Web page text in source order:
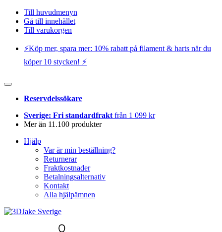
Till huvudmenyn
Gå till innehållet
Till varukorgen
⚡️Köp mer, spara mer: 10% rabatt på filament & harts när du
köper 10 stycken! ⚡️
Reservdelssökare
Sverige: Fri standardfrakt från 1 099 kr
Mer än 11.100 produkter
Hjälp
Var är min beställning?
Returnerar
Fraktkostnader
Betalningsalternativ
Kontakt
Alla hjälpämnen